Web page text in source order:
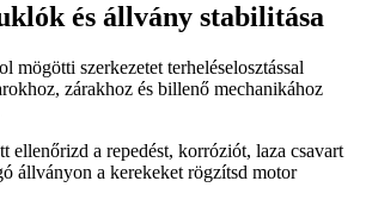
és állvány stabilitása
mögötti szerkezetet terheléselosztással
zárakhoz és billenő mechanikához
ellenőrizd a repedést, korróziót, laza csavart
állványon a kerekeket rögzítsd motor